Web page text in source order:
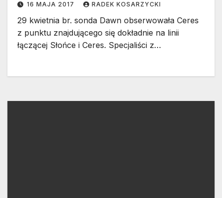
16 MAJA 2017 RADEK KOSARZYCKI
29 kwietnia br. sonda Dawn obserwowała Ceres
z punktu znajdującego się dokładnie na linii
łączącej Słońce i Ceres. Specjaliści z…